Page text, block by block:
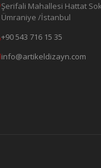
Şerifali Mahallesi Hattat
Ümraniye /İstanbul
+90 543 716 15 35
info@artikeldizayn.com